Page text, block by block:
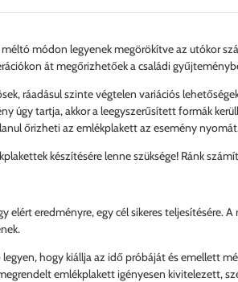
módon legyenek megörökítve az utókor
át megőrizhetőek a családi
ráadásul szinte végtelen variációs
úgy tartja, akkor a leegyszerűsített formák
őrizheti az emlékplakett az esemény
készítésére lenne szüksége! Ránk
elért eredményre, egy cél sikeres
hogy kiállja az idő próbáját és emellett
emlékplakett igényesen kivitelezett,